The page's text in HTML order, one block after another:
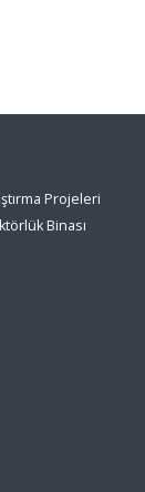
Projeleri
Binası